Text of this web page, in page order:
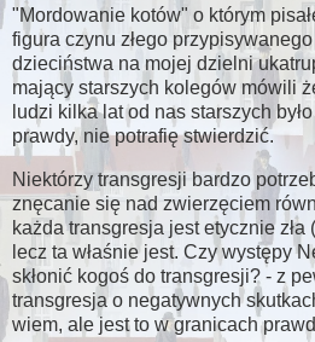
"Mordowanie kotów" o którym
figura czynu złego
dzieciństwa na mojej dzielni
mający starszych kolegów mówili
ludzi kilka lat od nas starszych
prawdy, nie potrafię stwierdzić.
Niektórzy transgresji bardzo
znęcanie się nad zwierzęciem
każda transgresja jest etycznie zła
lecz ta właśnie jest. Czy występy
skłonić kogoś do transgresji? - z
transgresja o negatywnych
wiem, ale jest to w granicach